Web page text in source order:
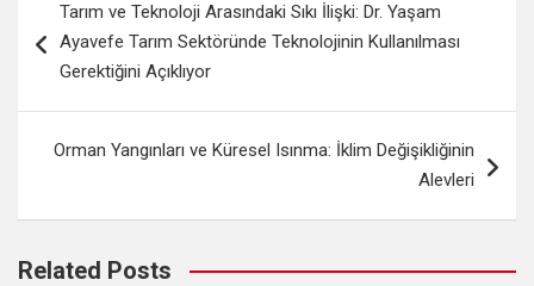
gezinmesi
Tarım ve Teknoloji Arasındaki Sıkı İlişki: Dr. Yaşam
Ayavefe Tarım Sektöründe Teknolojinin Kullanılması
Gerektiğini Açıklıyor
Orman Yangınları ve Küresel Isınma: İklim Değişikliğinin
Alevleri
Related Posts